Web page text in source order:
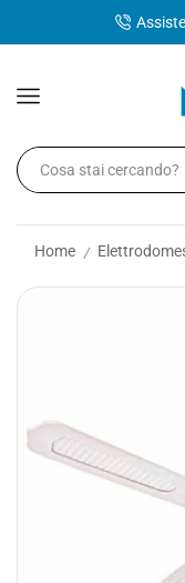
Home /